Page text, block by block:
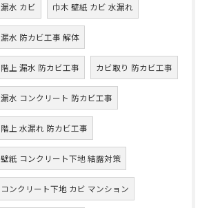
漏水 カビ 巾木 壁紙 カビ 水漏れ
漏水 防カビ工事 解体
階上 漏水 防カビ工事 カビ取り 防カビ工事
漏水 コンクリート 防カビ工事
階上 水漏れ 防カビ工事
壁紙 コンクリート下地 結露対策
コンクリート下地 カビ マンション